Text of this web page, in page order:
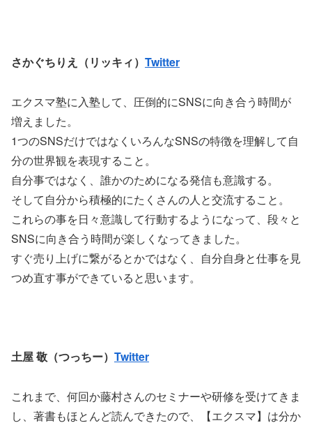
さかぐちりえ（リッキィ） Twitter
エクスマ塾に入塾して、圧倒的にSNSに向き合う時間が
増えました。
1つのSNSだけではなくいろんなSNSの特徴を理解して自
分の世界観を表現すること。
自分事ではなく、誰かのためになる発信も意識する。
そして自分から積極的にたくさんの人と交流すること。
これらの事を日々意識して行動するようになって、段々と
SNSに向き合う時間が楽しくなってきました。
すぐ売り上げに繋がるとかではなく、自分自身と仕事を見
つめ直す事ができていると思います。
土屋 敬（つっちー） Twitter
これまで、何回か藤村さんのセミナーや研修を受けてきま
し、著書もほとんど読んできたので、【エクスマ】は分か